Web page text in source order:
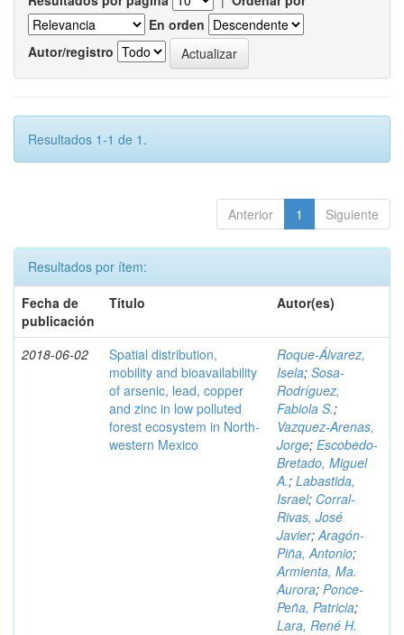
En orden
Autor/registro
Resultados 1-1 de 1.
Anterior 1 Siguiente
Resultados por ítem:
Fecha de
publicación
Título Autor(es)
2018-06-02
Spatial distribution,
mobility and bioavailability
of arsenic, lead, copper
and zinc in low polluted
forest ecosystem in North-
western Mexico
Roque-Álvarez,
Isela; Sosa-
Rodríguez,
Fabiola S.;
Vazquez-Arenas,
Jorge; Escobedo-
Bretado, Miguel
A.; Labastida,
Israel; Corral-
Rivas, José
Javier;Aragón-
Piña, Antonio;
Armienta, Ma.
Aurora; Ponce-
Peña, Patricia;
Lara, René H.